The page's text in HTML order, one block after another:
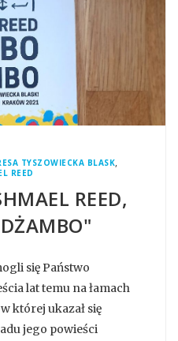
TYSZOWIECKA BLASK,
REED
REED,
się Państwo
lat temu na łamach
której ukazał się
jego powieści